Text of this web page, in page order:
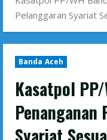
Pelanggaran Syariat
Banda Aceh
Kasatpol
Penanganan